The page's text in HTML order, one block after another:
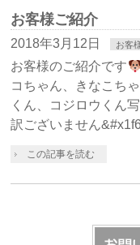
お客様ご紹介
2018年3月12日 お客
お客様のご紹介です
コちゃん、きなこち
くん、コジロウくん
訳ございません
この記事を読む